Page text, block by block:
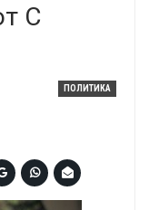
С
ПОЛИТИКА